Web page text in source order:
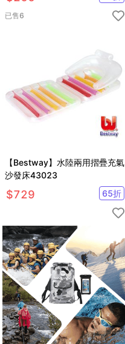
已售6
【Bestway】水陸兩用摺疊充氣
沙發床43023
$729 65折